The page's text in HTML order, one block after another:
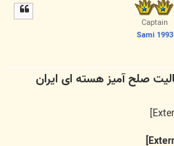
Captain
Sami 1993